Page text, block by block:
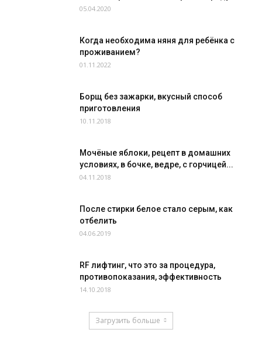
05.04.2020
Когда необходима няня для ребёнка с
проживанием?
01.11.2022
Борщ без зажарки, вкусный способ
приготовления
10.11.2018
Мочёные яблоки, рецепт в домашних
условиях, в бочке, ведре, с горчицей...
04.11.2018
После стирки белое стало серым, как
отбелить
04.06.2019
RF лифтинг, что это за процедура,
противопоказания, эффективность
14.10.2018
Загрузить больше